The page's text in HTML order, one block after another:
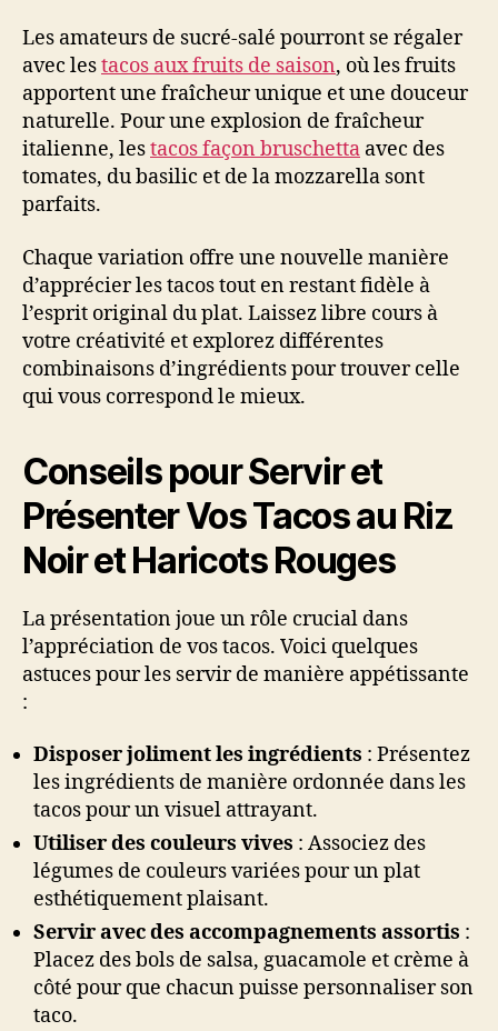
Les amateurs de sucré-salé pourront se régaler
avec lestacos aux fruits de saison, où les fruits
apportent une fraîcheur unique et une douceur
naturelle. Pour une explosion de fraîcheur
italienne, lestacos façon bruschetta avec des
tomates, du basilic et de la mozzarella sont
parfaits.
Chaque variation offre une nouvelle manière
d’apprécier les tacos tout en restant fidèle à
l’esprit original du plat. Laissez libre cours à
votre créativité et explorez différentes
combinaisons d’ingrédients pour trouver celle
qui vous correspond le mieux.
Conseils pour Servir et
Présenter Vos Tacos au Riz
Noir et Haricots Rouges
La présentation joue un rôle crucial dans
l’appréciation de vos tacos. Voici quelques
astuces pour les servir de manière appétissante
:
Disposer joliment les ingrédients : Présentez
les ingrédients de manière ordonnée dans les
tacos pour un visuel attrayant.
Utiliser des couleurs vives : Associez des
légumes de couleurs variées pour un plat
esthétiquement plaisant.
Servir avec des accompagnements assortis :
Placez des bols de salsa, guacamole et crème à
côté pour que chacun puisse personnaliser son
taco.